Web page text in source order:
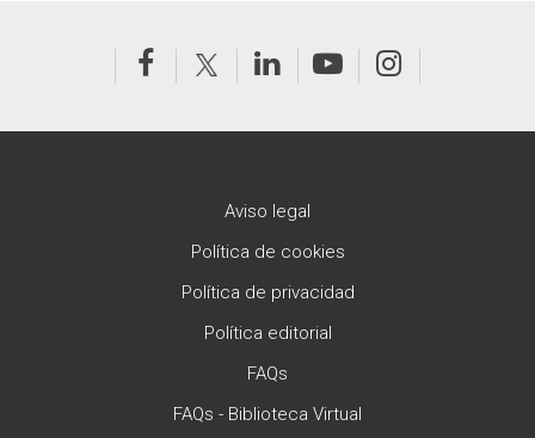
Aviso legal
Política de cookies
Política de privacidad
Política editorial
FAQs
FAQs - Biblioteca Virtual